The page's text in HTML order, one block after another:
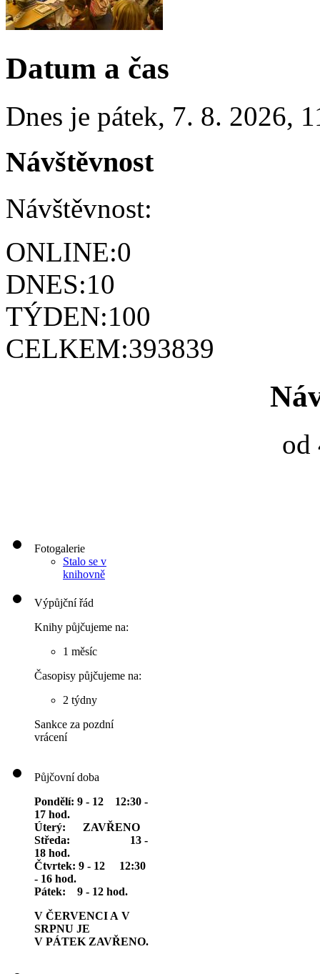
Datum a čas
Dnes je pátek, 7. 8. 2026,
Návštěvnost
Návštěvnost:
ONLINE:0
DNES:10
TÝDEN:100
CELKEM:393839
od
Fotogalerie
Stalo se v
knihovně
Výpůjční řád
Knihy půjčujeme na:
1 měsíc
Časopisy půjčujeme na:
2 týdny
Sankce za pozdní
vrácení
Půjčovní doba
Pondělí: 9 - 12 12:30 -
17 hod.
Úterý: ZAVŘENO
Středa: 13 -
18 hod.
Čtvrtek: 9 - 12 12:30
- 16 hod.
Pátek: 9 - 12 hod.
V ČERVENCI A V
SRPNU JE
V PÁTEK ZAVŘENO.